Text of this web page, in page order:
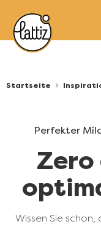
Startseite
Perfekter
Wissen Sie